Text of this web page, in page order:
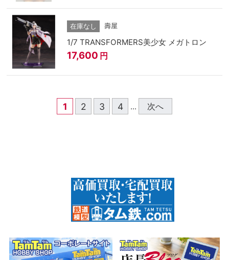
在庫なし 壽屋
1/7 TRANSFORMERS美少女 メガトロン
17,600 円
1 2 3 4 ... 次へ